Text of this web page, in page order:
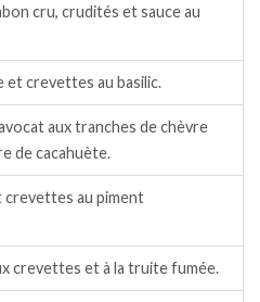
cru, crudités et sauce au
et crevettes au basilic.
aux tranches de chèvre
de cacahuète.
crevettes au piment
crevettes et à la truite fumée.